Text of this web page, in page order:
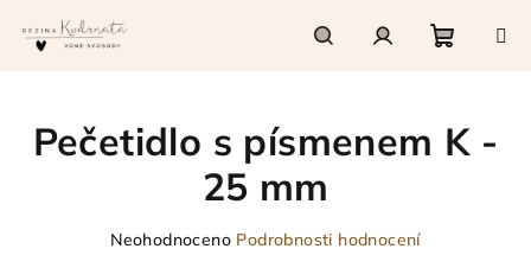
obsah
košík
Pečetidlo s písmenem K -
25 mm
Průměrné
Neohodnoceno Podrobnosti hodnocení